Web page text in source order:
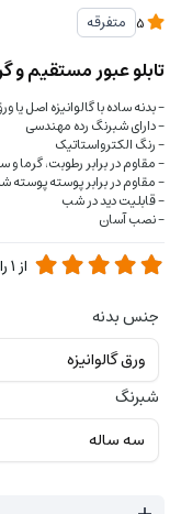
متفرقه
تابلو عبور مستقیم
- بدنه ساده با گالوانیزه اصل یا
- دارای شبرنگ رده مهندسی
- رنگ الکترواستاتیک
- مقاوم در برابر رطوبت، گرما و
- مقاوم در برابر پوسته پوسته
- قابلیت دید در شب
- نصب آسان
از 1
جنس بدنه
شبرنگ